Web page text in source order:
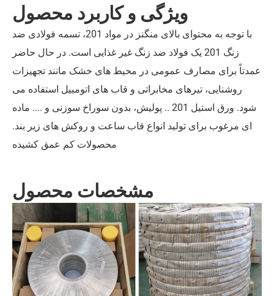
ویژگی و کاربرد محصول
با توجه به محتوای بالای منگنز در مواد 201، تسمه فولادی ضد
زنگ 201 یک فولاد ضد زنگ غیر غذایی است. در حال حاضر
عمدتاً برای مصارف عمومی در محیط های خشک مانند تجهیزات
روشنایی، تیرهای مخابراتی و قاب های اتومبیل استفاده می
شود. ورق استیل 201 .. پولیش، بدون سوراخ سوزنی و .... ماده
ای مرغوب برای تولید انواع قاب ساعت و روکش های زیر بند.
محصولات کم عمق کشیده
مشخصات محصول